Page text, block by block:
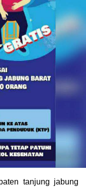
tanjung jabung